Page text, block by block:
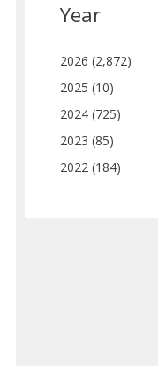
Year
2026 (2,872)
2025 (10)
2024 (725)
2023 (85)
2022 (184)